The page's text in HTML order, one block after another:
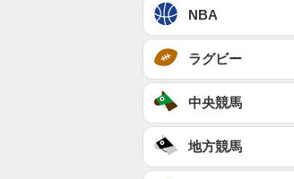
NBA
ラグビー
中央競馬
地方競馬